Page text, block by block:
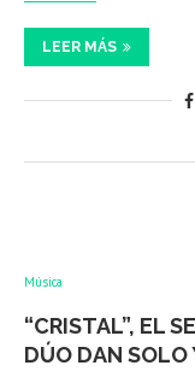
LEER MÁS
Música
“CRISTAL”, EL
DÚO DAN SOLO